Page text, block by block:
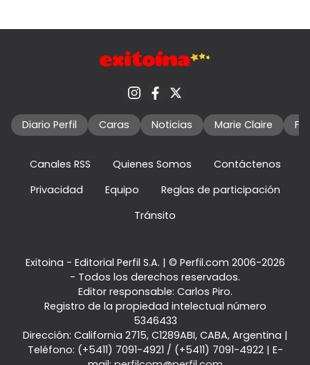
Diario Perfil Caras Noticias Marie Claire
Canales RSS Quienes Somos
Contáctenos
Privacidad
Equipo
Reglas de participación
Tránsito
Exitoina - Editorial Perfil S.A. | © Perfil.com 2006-2026
- Todos los derechos reservados.
Editor responsable: Carlos Piro.
Registro de la propiedad intelectual número
5346433
Dirección: California 2715, C1289ABI, CABA, Argentina |
Teléfono: (+5411) 7091-4921 / (+5411) 7091-4922| E-